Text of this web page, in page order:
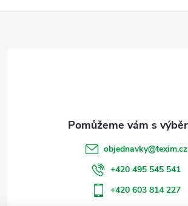
objednavky@texim.cz
+420 495 545 541
+420 603 814 227